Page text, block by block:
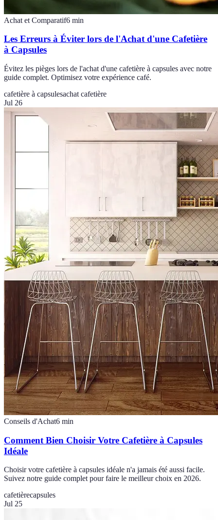
Achat et Comparatif6 min
Les Erreurs à Éviter lors de l'Achat d'une Cafetière
à Capsules
Évitez les pièges lors de l'achat d'une cafetière à capsules avec notre
guide complet. Optimisez votre expérience café.
cafetière à capsulesachat cafetière
Jul 26
Conseils d'Achat6 min
Comment Bien Choisir Votre Cafetière à Capsules
Idéale
Choisir votre cafetière à capsules idéale n'a jamais été aussi facile.
Suivez notre guide complet pour faire le meilleur choix en 2026.
cafetièrecapsules
Jul 25